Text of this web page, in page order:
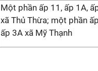
Một phần ấp 11, ấp 1A,
xã Thủ Thừa; một phần
ấp 3A xã Mỹ Thạnh